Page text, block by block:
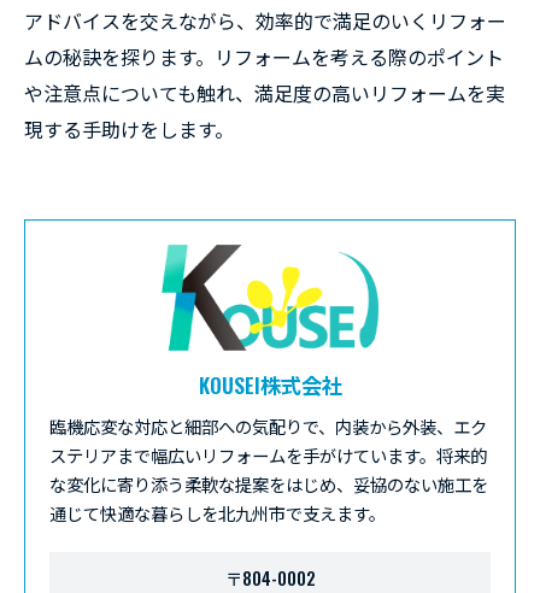
アドバイスを交えながら、効率的で満足のいくリフォー
ムの秘訣を探ります。リフォームを考える際のポイント
や注意点についても触れ、満足度の高いリフォームを実
現する手助けをします。
KOUSEI株式会社
臨機応変な対応と細部への気配りで、内装から外装、エク
ステリアまで幅広いリフォームを手がけています。将来的
な変化に寄り添う柔軟な提案をはじめ、妥協のない施工を
通じて快適な暮らしを北九州市で支えます。
〒804-0002